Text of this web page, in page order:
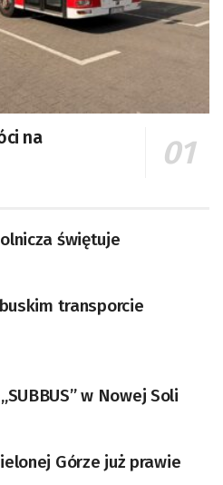
na
świętuje
transporcie
w Nowej Soli
Górze już prawie